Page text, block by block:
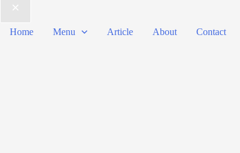
Home Menu Article About Contact